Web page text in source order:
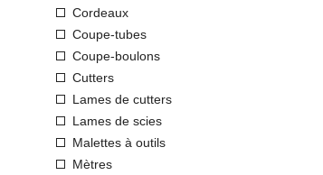
Cordeaux
Coupe-tubes
Coupe-boulons
Cutters
Lames de cutters
Lames de scies
Malettes à outils
Mètres